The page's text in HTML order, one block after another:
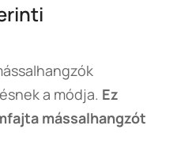
a módja. Ez
mássalhangzót